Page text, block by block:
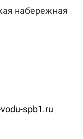
набережная
spb1.ru